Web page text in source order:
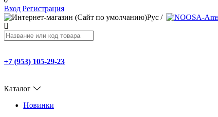
Вход Регистрация
Рус /
+7 (953) 105-29-23
Каталог
Новинки